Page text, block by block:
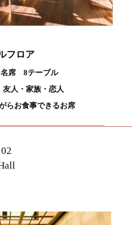
フロア
席 8テーブル
人・家族・恋人
らお食事できるお席
02